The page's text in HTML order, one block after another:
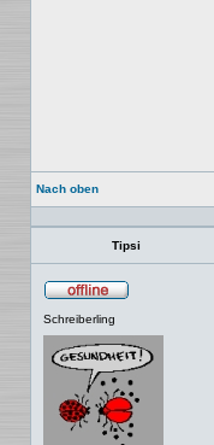
Nach oben
Tipsi
Schreiberling